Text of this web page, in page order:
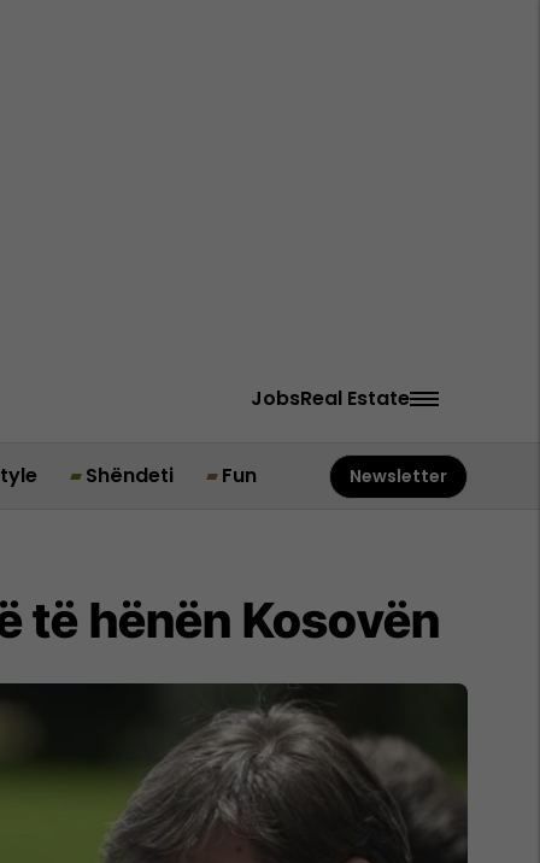
JobsReal Estate
Shëndeti Fun Newsletter
të hënën Kosovën